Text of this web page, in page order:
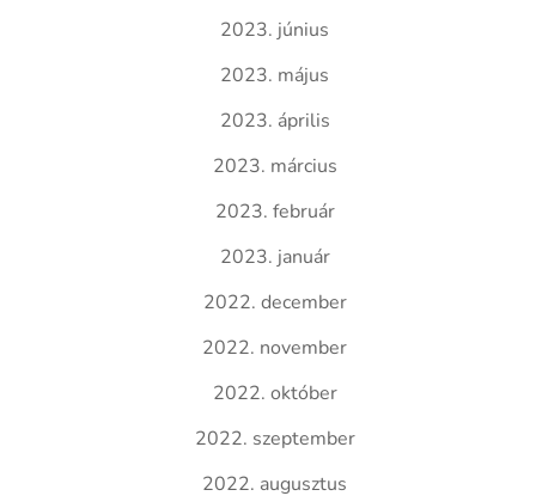
2023. június
2023. május
2023. április
2023. március
2023. február
2023. január
2022. december
2022. november
2022. október
2022. szeptember
2022. augusztus